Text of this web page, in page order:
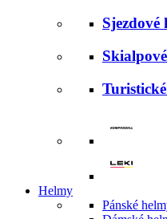
Sjezdové
Helmy
Pánské